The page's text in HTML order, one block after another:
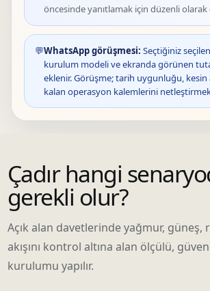
öncesinde yanıtlamak için düzenli olarak
💬WhatsApp görüşmesi: Seçtiğiniz
kurulum modeli ve ekranda görünen
eklenir. Görüşme; tarih uygunluğu, kesin
kalan operasyon kalemlerini
Çadır hangi
gerekli olur?
Açık alan davetlerinde yağmur, güneş,
akışını kontrol altına alan ölçülü,
kurulumu yapılır.